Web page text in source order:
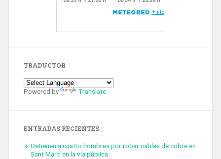
TRADUCTOR
Powered by Translate
ENTRADAS RECIENTES
Detienen a cuatro hombres por robar cables de cobre en
Sant Martí en la vía pública